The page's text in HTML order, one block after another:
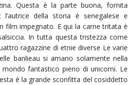
Questa è la parte buona, fornita
l’autrice della storia è senegalese e
film impegnato. E qui la carne tritata è
In tutta questa tristezza come
ragazzine di etnie diverse Le varie
banlieau si amano solamente nella
fantastico pieno di unicorni. Le
è la grande sconfitta del cosiddetto